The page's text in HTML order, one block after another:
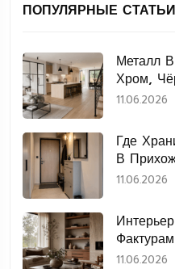
ПОПУЛЯРНЫЕ СТАТЬИ
Металл
Хром,
11.06.2026
Где
В
11.06.2026
Дерево,
11.06.2026